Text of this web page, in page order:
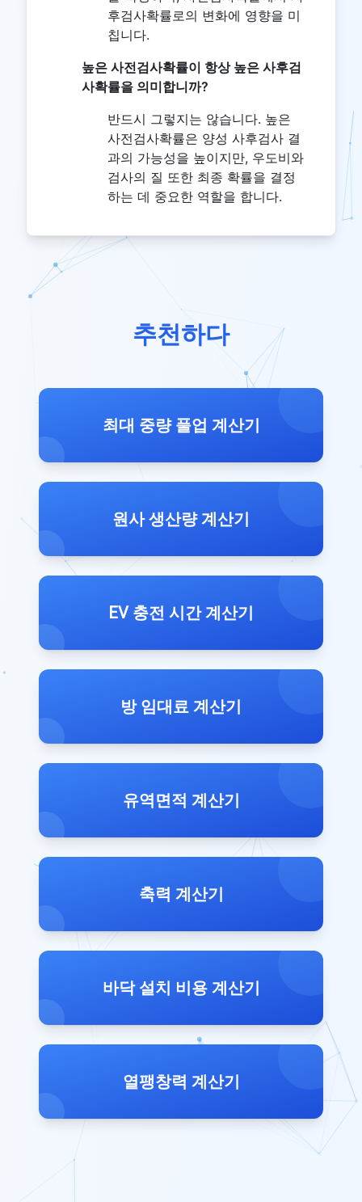
후검사확률로의 변화에 영향을 미
칩니다.
높은 사전검사확률이 항상 높은 사후검
사확률을 의미합니까?
반드시 그렇지는 않습니다. 높은
사전검사확률은 양성 사후검사 결
과의 가능성을 높이지만, 우도비와
검사의 질 또한 최종 확률을 결정
하는 데 중요한 역할을 합니다.
추천하다
최대 중량 풀업 계산기
원사 생산량 계산기
EV 충전 시간 계산기
방 임대료 계산기
유역면적 계산기
축력 계산기
바닥 설치 비용 계산기
열팽창력 계산기